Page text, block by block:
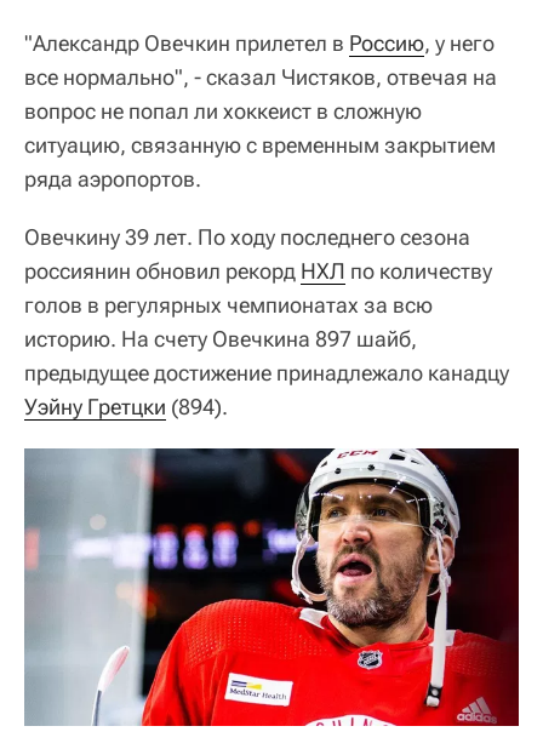
"Александр Овечкин прилетел в Россию, у него
все нормально", - сказал Чистяков, отвечая на
вопрос не попал ли хоккеист в сложную
ситуацию, связанную с временным закрытием
ряда аэропортов.
Овечкину 39 лет. По ходу последнего сезона
россиянин обновил рекорд НХЛ по количеству
голов в регулярных чемпионатах за всю
историю. На счету Овечкина 897 шайб,
предыдущее достижение принадлежало канадцу
Уэйну Гретцки (894).